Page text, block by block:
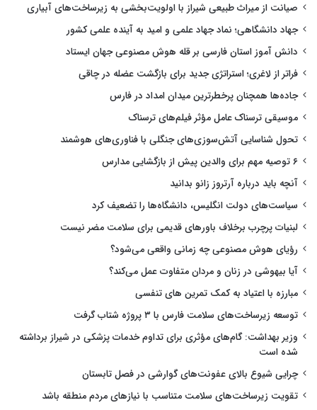
صیانت از میراث طبیعی شیراز با اولویت‌بخشی به زیرساخت‌های آبیاری
جهاد دانشگاهی؛ نماد جهاد علمی و امید به آینده علمی کشور
دانش آموز استان فارسی بر قله هوش مصنوعی جهان ایستاد
فراتر از لاغری؛ استراتژی جدید برای بازگشت عضله در چاقی
جاده‌ها همچنان پرخطرترین میدان امداد در فارس
موسیقی ترسناک عامل مؤثر فیلم‌های ترسناک
تحول شناسایی آتش‌سوزی‌های جنگلی با فناوری‌های هوشمند
۶ توصیه مهم برای والدین پیش از بازگشایی مدارس
آنچه باید درباره آرتروز زانو بدانید
سیاست‌های دولت انگلیس، دانشگاه‌ها را تضعیف کرد
لبنیات پرچرب برخلاف باورهای قدیمی برای سلامت مضر نیست
رؤیای هوش مصنوعی چه زمانی واقعی می‌شود؟
آیا بیهوشی در زنان و مردان متفاوت عمل می‌کند؟
مبارزه با اعتیاد به کمک تمرین های تنفسی
توسعه زیرساخت‌های سلامت فارس با ۳ پروژه شتاب گرفت
وزیر بهداشت: گام‌های مؤثری برای تداوم خدمات پزشکی در شیراز برداشته
شده است
چرایی شیوع بالای عفونت‌های گوارشی در فصل تابستان
تقویت زیرساخت‌های سلامت متناسب با نیازهای مردم منطقه باشد